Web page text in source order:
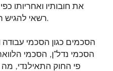
את חובותיו ואחריותו
רשאי להגיש תביעה אזרחית נגד הצד המפר.
הסכמים כגון הסכמי
הסכמי נדל"ן, הסכמי
פי החוק התאילנדי,